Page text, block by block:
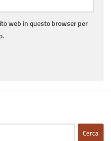
web in questo browser per